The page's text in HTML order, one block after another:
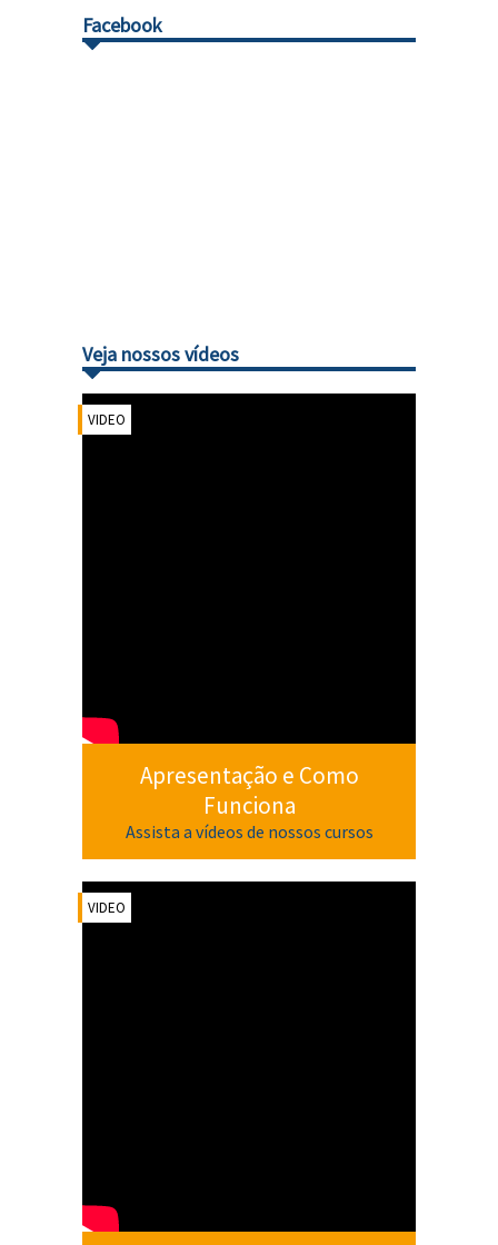
Facebook
Veja nossos vídeos
VIDEO
Apresentação e Como
Funciona
Assista a vídeos de nossos cursos
VIDEO